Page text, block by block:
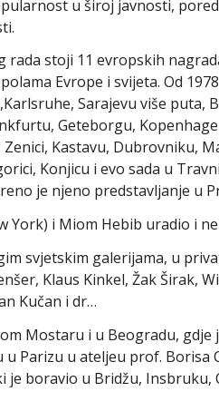
u široj javnosti,
rada stoji 11 evropskih
Evrope i svijeta. Od
Sarajevu više puta,
Geteborgu,
Kastavu, Dubrovniku,
Konjicu i evo sada u
je njeno predstavljanje u
York) i Miom Hebib uradio i
svjetskim galerijama, u
Klaus Kinkel, Žak Širak,
Kučan i dr…
Mostaru i u Beogradu, gdje
u Parizu u ateljeu prof. Borisa
boravio u Bridžu, Insbruku,